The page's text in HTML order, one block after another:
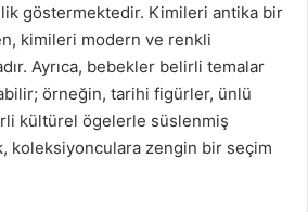
göstermektedir. Kimileri antika bir
kimileri modern ve renkli
Ayrıca, bebekler belirli temalar
örneğin, tarihi figürler, ünlü
kültürel ögelerle süslenmiş
koleksiyonculara zengin bir seçim